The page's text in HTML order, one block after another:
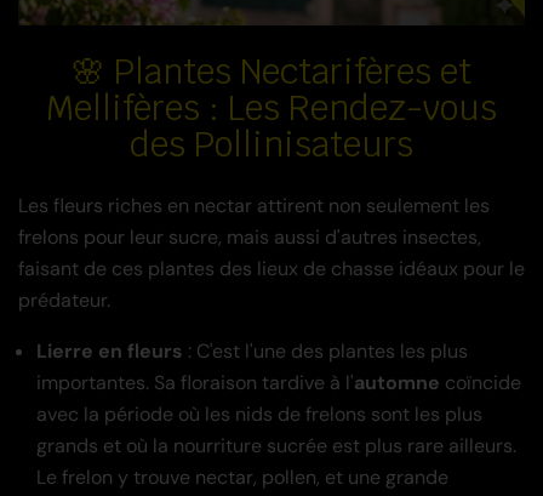
🌸 Plantes Nectarifères et
Mellifères : Les Rendez-vous
des Pollinisateurs
Les fleurs riches en nectar attirent non seulement les
frelons pour leur sucre, mais aussi d'autres insectes,
faisant de ces plantes des lieux de chasse idéaux pour le
prédateur.
Lierre en fleurs : C'est l'une des plantes les plus
importantes. Sa floraison tardive à l'automne coïncide
avec la période où les nids de frelons sont les plus
grands et où la nourriture sucrée est plus rare ailleurs.
Le frelon y trouve nectar, pollen, et une grande